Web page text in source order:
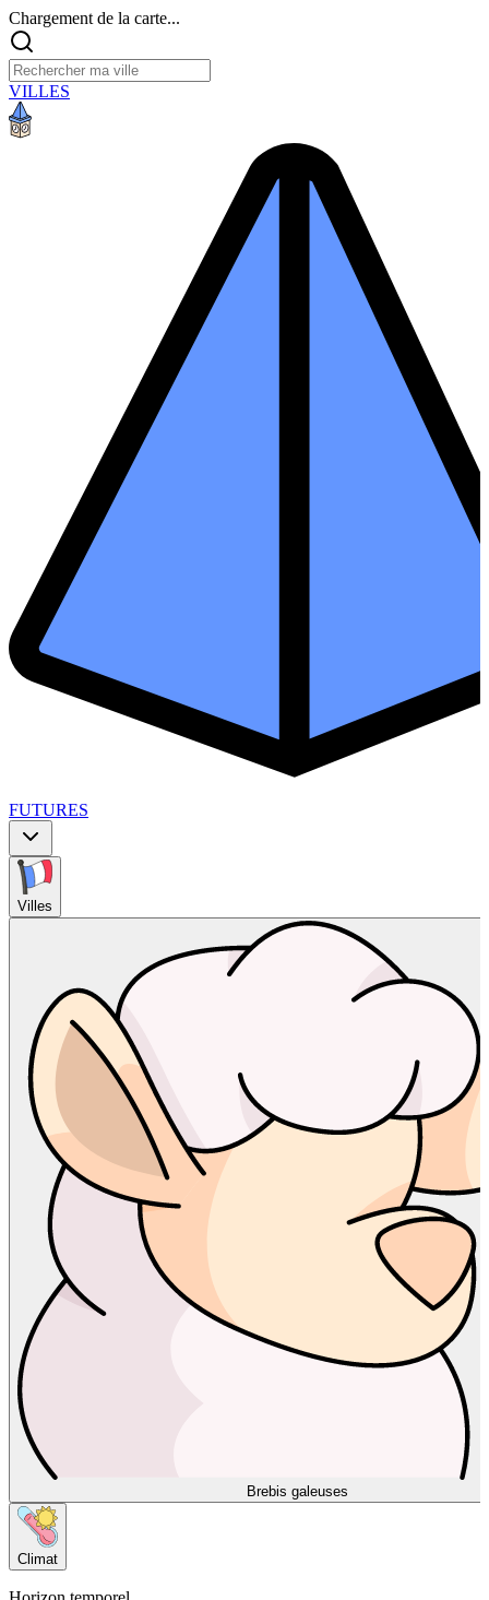
Chargement de la carte...
VILLES
FUTURES
Villes
Brebis galeuses
Climat